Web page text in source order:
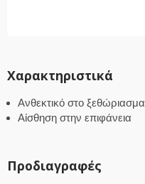
Χαρακτηριστικά
Ανθεκτικό στο ξεθώριασμα
Αίσθηση στην επιφάνεια
Προδιαγραφές